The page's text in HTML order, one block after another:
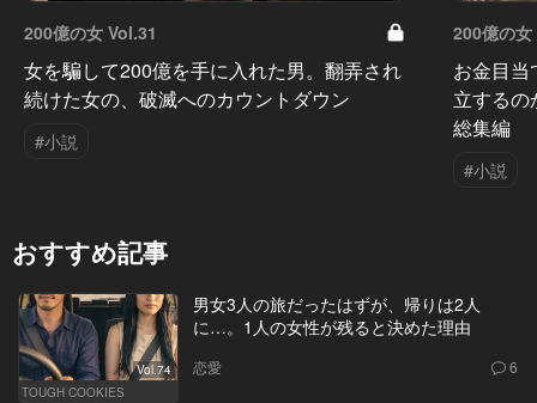
200億の女 Vol.31
女を騙して200億を手に入れた男。翻弄され
続けた女の、破滅へのカウントダウン
#小説
200億の
お金目
立する
総集編
#小説
おすすめ記事
Vol.74
TOUGH COOKIES
男女3人の旅だったはずが、帰りは2人
に…。1人の女性が残ると決めた理由
恋愛 6